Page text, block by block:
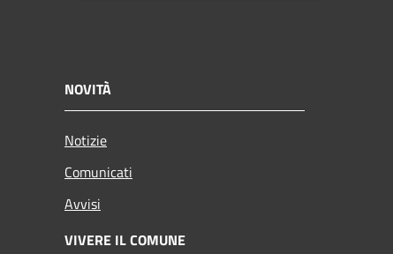
NOVITÀ
Notizie
Comunicati
Avvisi
VIVERE IL COMUNE